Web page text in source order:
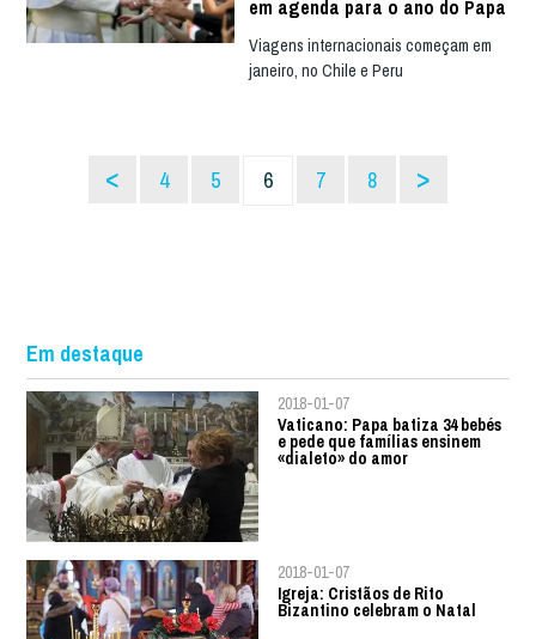
em agenda para o ano do Papa
Viagens internacionais começam em
janeiro, no Chile e Peru
< 4 5 6 7 8 >
Em destaque
2018-01-07
Vaticano: Papa batiza 34 bebés
e pede que famílias ensinem
«dialeto» do amor
2018-01-07
Igreja: Cristãos de Rito
Bizantino celebram o Natal